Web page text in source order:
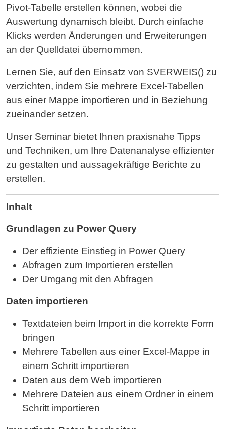
Pivot-Tabelle erstellen können, wobei die
Auswertung dynamisch bleibt. Durch einfache
Klicks werden Änderungen und Erweiterungen
an der Quelldatei übernommen.
Lernen Sie, auf den Einsatz von SVERWEIS() zu
verzichten, indem Sie mehrere Excel-Tabellen
aus einer Mappe importieren und in Beziehung
zueinander setzen.
Unser Seminar bietet Ihnen praxisnahe Tipps
und Techniken, um Ihre Datenanalyse effizienter
zu gestalten und aussagekräftige Berichte zu
erstellen.
Inhalt
Grundlagen zu Power Query
Der effiziente Einstieg in Power Query
Abfragen zum Importieren erstellen
Der Umgang mit den Abfragen
Daten importieren
Textdateien beim Import in die korrekte Form
bringen
Mehrere Tabellen aus einer Excel-Mappe in
einem Schritt importieren
Daten aus dem Web importieren
Mehrere Dateien aus einem Ordner in einem
Schritt importieren